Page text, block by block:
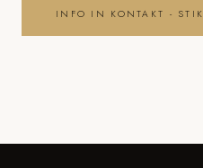
INFO IN KONTAKT - STIK